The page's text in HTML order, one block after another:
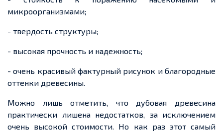
микроорганизмами;
- твердость структуры;
- высокая прочность и надежность;
- очень красивый фактурный рисунок и благородные
оттенки древесины.
Можно лишь отметить, что дубовая древесина
практически лишена недостатков, за исключением
очень высокой стоимости. Но как раз этот самый